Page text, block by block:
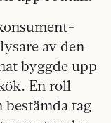
av den
byggde upp
En roll
bestämda tag